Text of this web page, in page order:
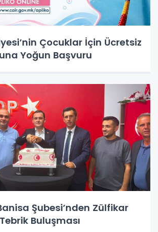
Çocuklar İçin Ücretsiz
Yoğun Başvuru
Şubesi’nden Zülfikar
Buluşması